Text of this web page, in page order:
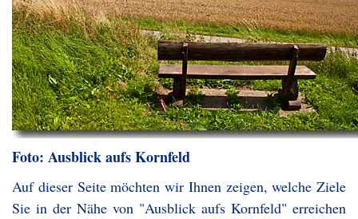
Foto: Ausblick aufs Kornfeld
Auf dieser Seite möchten wir Ihnen zeigen, welche Ziele
Sie in der Nähe von "Ausblick aufs Kornfeld" erreichen